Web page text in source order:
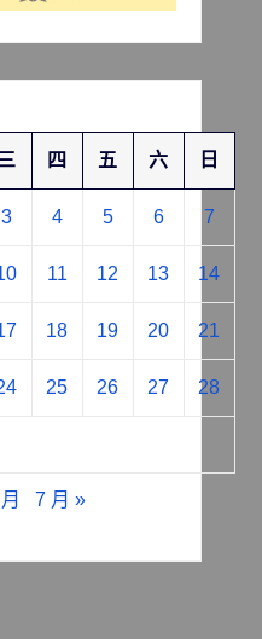
四 五 六 日
3 4 5 6 7
11 12 13 14
18 19 20 21
25 26 27 28
7 月 »